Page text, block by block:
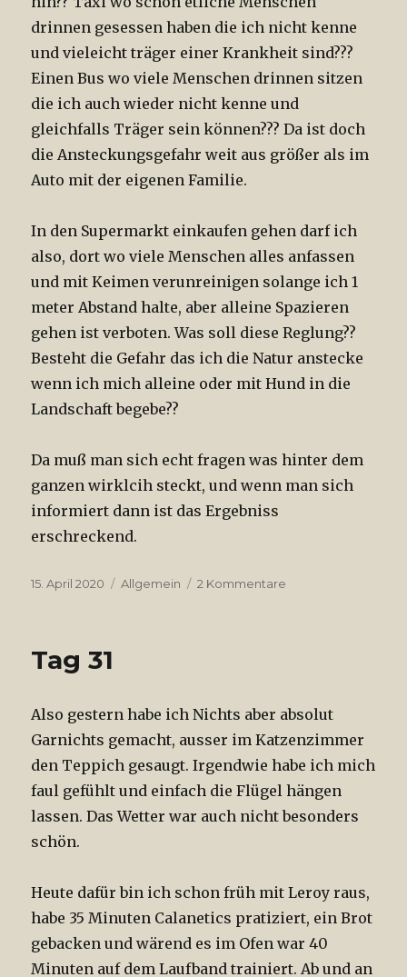
drinnen gesessen haben die ich nicht kenne
und vieleicht träger einer Krankheit sind???
Einen Bus wo viele Menschen drinnen sitzen
die ich auch wieder nicht kenne und
gleichfalls Träger sein können??? Da ist doch
die Ansteckungsgefahr weit aus größer als im
Auto mit der eigenen Familie.
In den Supermarkt einkaufen gehen darf ich
also, dort wo viele Menschen alles anfassen
und mit Keimen verunreinigen solange ich 1
meter Abstand halte, aber alleine Spazieren
gehen ist verboten. Was soll diese Reglung??
Besteht die Gefahr das ich die Natur anstecke
wenn ich mich alleine oder mit Hund in die
Landschaft begebe??
Da muß man sich echt fragen was hinter dem
ganzen wirklcih steckt, und wenn man sich
informiert dann ist das Ergebniss
erschreckend.
Veröffentlicht
15. April 2020 Kategorien
Allgemein 2 Kommentare
Tag 31
Also gestern habe ich Nichts aber absolut
Garnichts gemacht, ausser im Katzenzimmer
den Teppich gesaugt. Irgendwie habe ich mich
faul gefühlt und einfach die Flügel hängen
lassen. Das Wetter war auch nicht besonders
schön.
Heute dafür bin ich schon früh mit Leroy raus,
habe 35 Minuten Calanetics pratiziert, ein Brot
gebacken und wärend es im Ofen war 40
Minuten auf dem Laufband trainiert. Ab und an